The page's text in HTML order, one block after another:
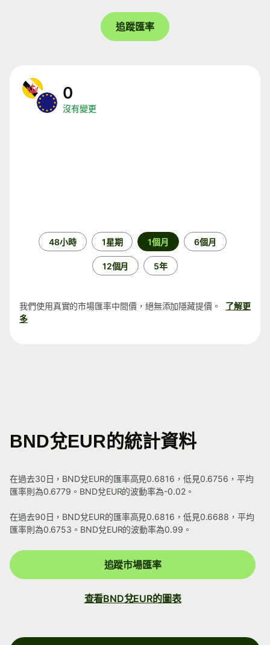
追蹤匯率
0
沒有變更
48小時 1星期 1個月 6個月
12個月 5年
我們使用真實的市場匯率中間價，絕無添加隱藏提價。
了解更
多
BND兌EUR的統計資料
在過去30日，BND兌EUR的匯率高見0.6816，低見0.6756，平均
匯率則為0.6779。BND兌EUR的波動率為-0.02。
在過去90日，BND兌EUR的匯率高見0.6816，低見0.6688，平均
匯率則為0.6753。BND兌EUR的波動率為0.99。
追蹤市場匯率
查看BND兌EUR的圖表